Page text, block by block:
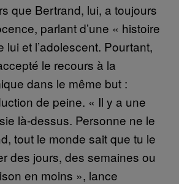
que Bertrand, lui, a toujours
parlant d’une « histoire
lui et l’adolescent. Pourtant,
le recours à la
dans le même but :
de peine. « Il y a une
là-dessus. Personne ne le
tout le monde sait que tu le
des jours, des semaines ou
en moins », lance